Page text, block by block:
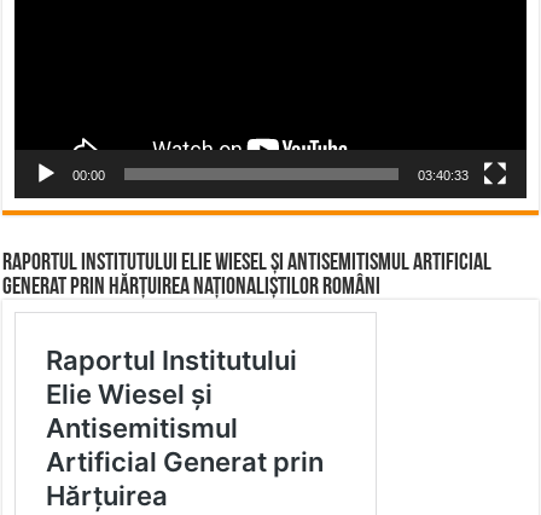
00:00 03:40:33
Raportul Institutului Elie Wiesel și Antisemitismul Artificial
Generat prin Hărțuirea Naționaliștilor Români